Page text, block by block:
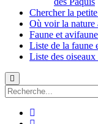
Chercher la
Où voir la nature
Faune et
Liste de la faune
Liste des
Recherche